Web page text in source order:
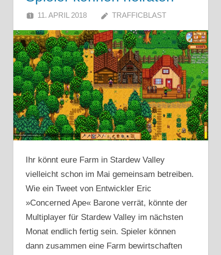
11. APRIL 2018 TRAFFICBLAST
Ihr könnt eure Farm in Stardew Valley
vielleicht schon im Mai gemeinsam betreiben.
Wie ein Tweet von Entwickler Eric
»Concerned Ape« Barone verrät, könnte der
Multiplayer für Stardew Valley im nächsten
Monat endlich fertig sein. Spieler können
dann zusammen eine Farm bewirtschaften